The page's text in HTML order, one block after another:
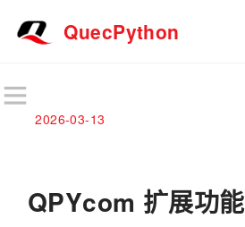
QuecPython
2026-03-13
QPYcom 扩展功能